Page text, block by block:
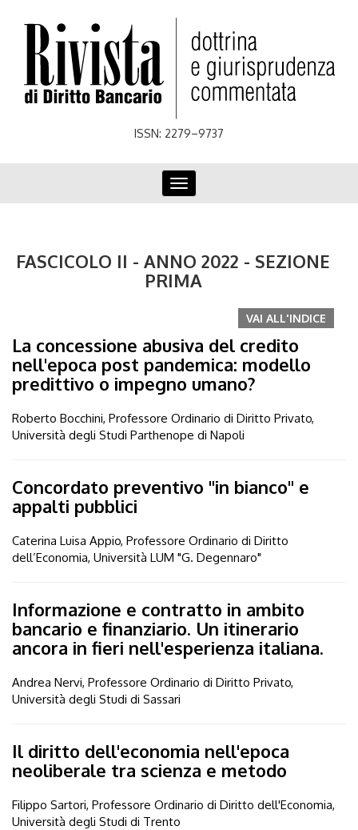
ISSN: 2279–9737
Toggle
navigation
FASCICOLO II - ANNO 2022 - SEZIONE
PRIMA
VAI ALL'INDICE
La concessione abusiva del credito
nell'epoca post pandemica: modello
predittivo o impegno umano?
Roberto Bocchini, Professore Ordinario di Diritto Privato,
Università degli Studi Parthenope di Napoli
Concordato preventivo "in bianco" e
appalti pubblici
Caterina Luisa Appio, Professore Ordinario di Diritto
dell’Economia, Università LUM "G. Degennaro"
Informazione e contratto in ambito
bancario e finanziario. Un itinerario
ancora in fieri nell'esperienza italiana.
Andrea Nervi, Professore Ordinario di Diritto Privato,
Università degli Studi di Sassari
Il diritto dell'economia nell'epoca
neoliberale tra scienza e metodo
Filippo Sartori, Professore Ordinario di Diritto dell'Economia,
Università degli Studi di Trento